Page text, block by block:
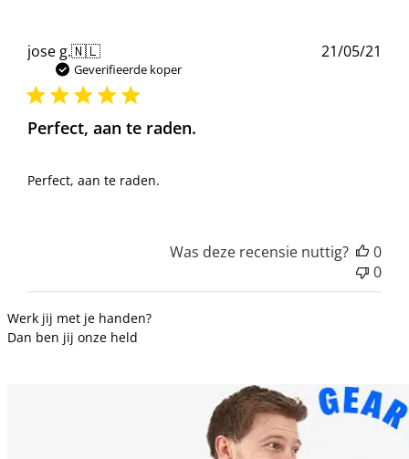
jose g.🇳🇱
Geverifieerde koper
Perfect, aan te raden.
Perfect, aan te raden.
21/05/21
Was deze recensie nuttig?
0
0
Werk jij met je handen?
Dan ben jij onze held